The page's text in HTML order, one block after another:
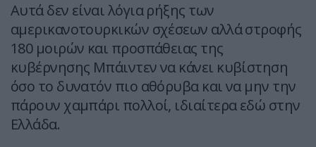
Αυτά δεν είναι λόγια ρήξης των
αμερικανοτουρκικών σχέσεων αλλά στροφής
180 μοιρών και προσπάθειας της
κυβέρνησης Μπάιντεν να κάνει κυβίστηση
όσο το δυνατόν πιο αθόρυβα και να μην την
πάρουν χαμπάρι πολλοί, ιδιαίτερα εδώ στην
Ελλάδα.